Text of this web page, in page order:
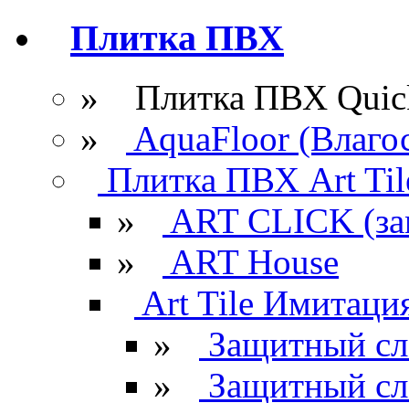
Плитка ПВХ
» Плитка ПВХ
»
AquaFloor
Плитка ПВХ Art
»
ART CLICK
»
ART House
Art Tile
»
Защитный
»
Защитный